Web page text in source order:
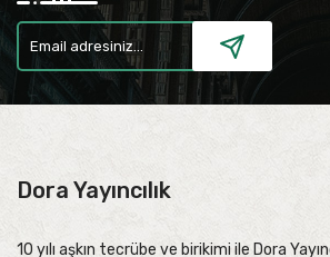
Dora Yayıncılık
10 yılı aşkın tecrübe ve birikimi ile Dora